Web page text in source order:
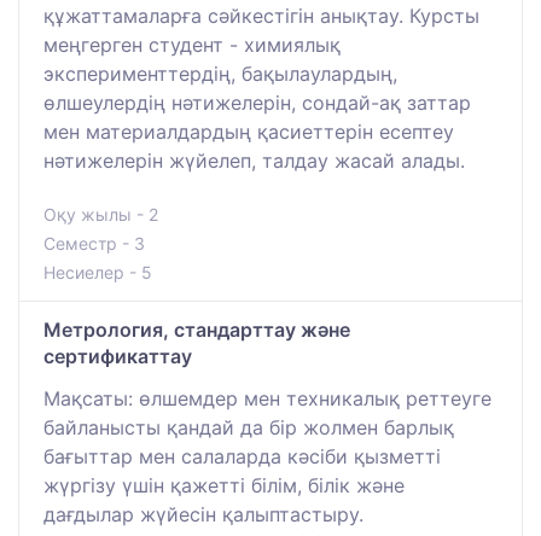
құжаттамаларға сәйкестігін анықтау. Курсты
меңгерген студент - химиялық
эксперименттердің, бақылаулардың,
өлшеулердің нәтижелерін, сондай-ақ заттар
мен материалдардың қасиеттерін есептеу
нәтижелерін жүйелеп, талдау жасай алады.
Оқу жылы - 2
Семестр - 3
Несиелер - 5
Метрология, стандарттау және
сертификаттау
Мақсаты: өлшемдер мен техникалық реттеуге
байланысты қандай да бір жолмен барлық
бағыттар мен салаларда кәсіби қызметті
жүргізу үшін қажетті білім, білік және
дағдылар жүйесін қалыптастыру.